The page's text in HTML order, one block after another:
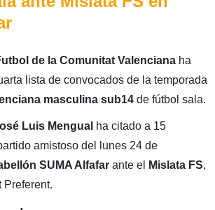
de la Comunitat Valenciana ha
lista de convocados de la temporada
masculina sub14de fútbol sala.
Luis Mengual ha citado a 15
amistoso del lunes 24 de
SUMA Alfafarante el Mislata FS,
Preferent.